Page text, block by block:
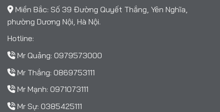
Miền Bắc: Số 39 Đường Quyết Thắng, Yên Nghĩa,
phường Dương Nội, Hà Nội.
Hotline:
Mr Quảng: 0979573000
Mr Thắng: 0869753111
Mr Mạnh: 0971073111
Mr Sự: 0385425111